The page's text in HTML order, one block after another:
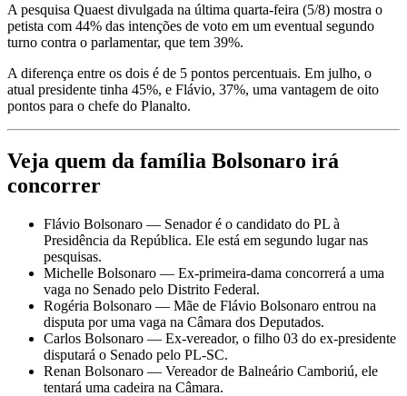
A pesquisa Quaest divulgada na última quarta-feira (5/8) mostra o
petista com 44% das intenções de voto em um eventual segundo
turno contra o parlamentar, que tem 39%.
A diferença entre os dois é de 5 pontos percentuais. Em julho, o
atual presidente tinha 45%, e Flávio, 37%, uma vantagem de oito
pontos para o chefe do Planalto.
Veja quem da família Bolsonaro irá
concorrer
Flávio Bolsonaro — Senador é o candidato do PL à
Presidência da República. Ele está em segundo lugar nas
pesquisas.
Michelle Bolsonaro — Ex-primeira-dama concorrerá a uma
vaga no Senado pelo Distrito Federal.
Rogéria Bolsonaro — Mãe de Flávio Bolsonaro entrou na
disputa por uma vaga na Câmara dos Deputados.
Carlos Bolsonaro — Ex-vereador, o filho 03 do ex-presidente
disputará o Senado pelo PL-SC.
Renan Bolsonaro — Vereador de Balneário Camboriú, ele
tentará uma cadeira na Câmara.